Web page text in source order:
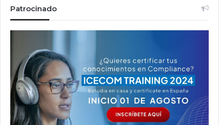
Patrocinado